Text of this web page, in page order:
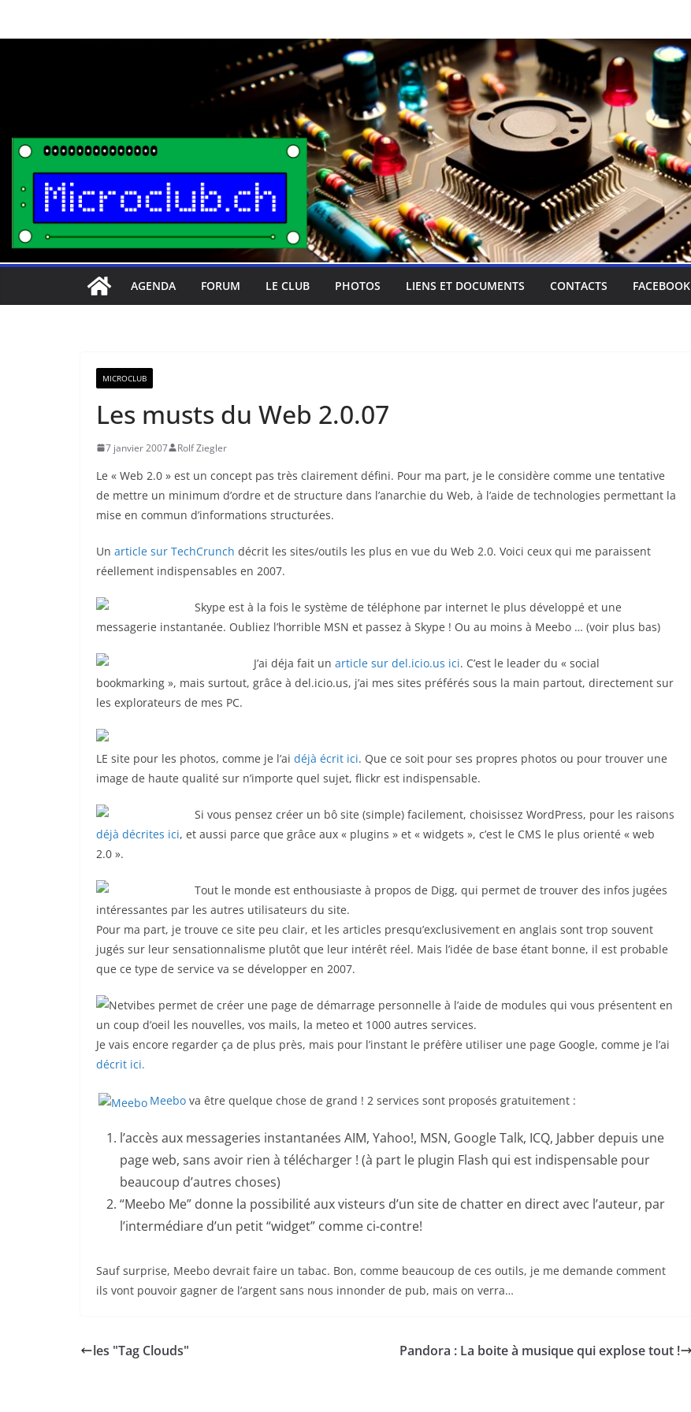
AGENDA FORUM LE CLUB PHOTOS LIENS ET DOCUMENTS CONTACTS FACEBOOK
MICROCLUB
Les musts du Web 2.0.07
7 janvier 2007 Rolf Ziegler
Le « Web 2.0 » est un concept pas très clairement défini. Pour ma part, je le considère comme une tentative
de mettre un minimum d’ordre et de structure dans l’anarchie du Web, à l’aide de technologies permettant la
mise en commun d’informations structurées.
Un article sur TechCrunch décrit les sites/outils les plus en vue du Web 2.0. Voici ceux qui me paraissent
réellement indispensables en 2007.
Skype est à la fois le système de téléphone par internet le plus développé et une
messagerie instantanée. Oubliez l’horrible MSN et passez à Skype ! Ou au moins à Meebo … (voir plus bas)
J’ai déja fait un article sur del.icio.us ici. C’est le leader du « social
bookmarking », mais surtout, grâce à del.icio.us, j’ai mes sites préférés sous la main partout, directement sur
les explorateurs de mes PC.
LE site pour les photos, comme je l’ai déjà écrit ici. Que ce soit pour ses propres photos ou pour trouver une
image de haute qualité sur n’importe quel sujet, flickr est indispensable.
Si vous pensez créer un bô site (simple) facilement, choisissez WordPress, pour les raisons
déjà décrites ici, et aussi parce que grâce aux « plugins » et « widgets », c’est le CMS le plus orienté « web
2.0 ».
Tout le monde est enthousiaste à propos de Digg, qui permet de trouver des infos jugées
intéressantes par les autres utilisateurs du site.
Pour ma part, je trouve ce site peu clair, et les articles presqu’exclusivement en anglais sont trop souvent
jugés sur leur sensationnalisme plutôt que leur intérêt réel. Mais l’idée de base étant bonne, il est probable
que ce type de service va se développer en 2007.
Netvibes permet de créer une page de démarrage personnelle à l’aide de modules qui vous présentent en
un coup d’oeil les nouvelles, vos mails, la meteo et 1000 autres services.
Je vais encore regarder ça de plus près, mais pour l’instant le préfère utiliser une page Google, comme je l’ai
décrit ici.
Meebo va être quelque chose de grand ! 2 services sont proposés gratuitement :
l’accès aux messageries instantanées AIM, Yahoo!, MSN, Google Talk, ICQ, Jabber depuis une
page web, sans avoir rien à télécharger ! (à part le plugin Flash qui est indispensable pour
beaucoup d’autres choses)
“Meebo Me” donne la possibilité aux visteurs d’un site de chatter en direct avec l’auteur, par
l’intermédiare d’un petit “widget” comme ci-contre!
Sauf surprise, Meebo devrait faire un tabac. Bon, comme beaucoup de ces outils, je me demande comment
ils vont pouvoir gagner de l’argent sans nous innonder de pub, mais on verra…
les "Tag Clouds" Pandora : La boite à musique qui explose tout !